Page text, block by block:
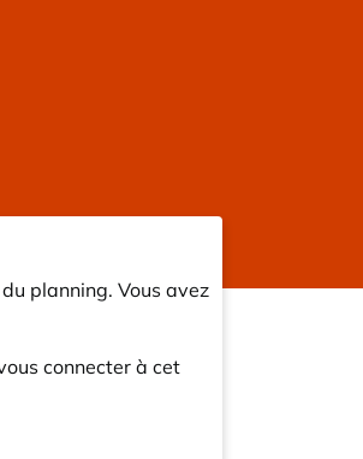
planning. Vous avez
connecter à cet